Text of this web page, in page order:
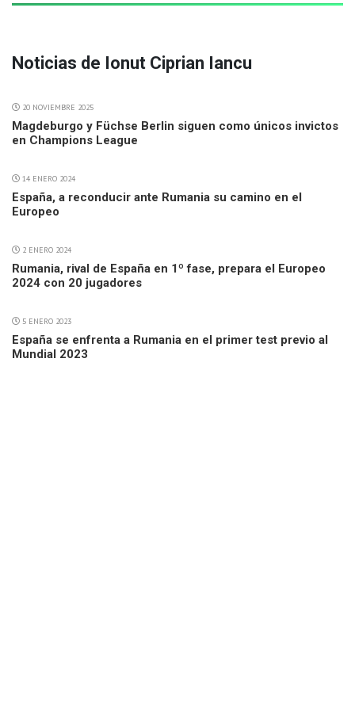
Noticias de Ionut Ciprian Iancu
20 NOVIEMBRE 2025
Magdeburgo y Füchse Berlin siguen como únicos invictos
en Champions League
14 ENERO 2024
España, a reconducir ante Rumania su camino en el
Europeo
2 ENERO 2024
Rumania, rival de España en 1º fase, prepara el Europeo
2024 con 20 jugadores
5 ENERO 2023
España se enfrenta a Rumania en el primer test previo al
Mundial 2023